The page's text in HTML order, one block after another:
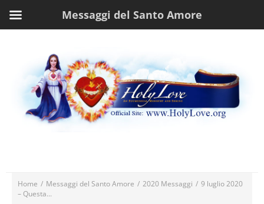
Home / Messaggi del Santo Amore / 2020 Messaggi / 9 luglio 2020
– Questa...
Messaggi del Santo Amore